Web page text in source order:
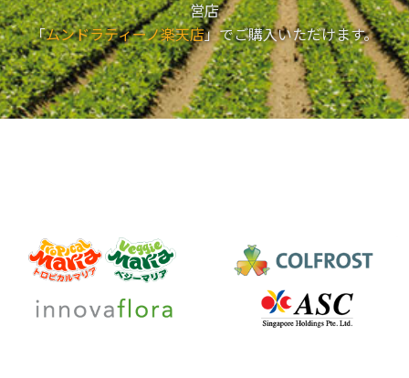
営店
「ムンドラティーノ楽天店」でご購入いただけます。